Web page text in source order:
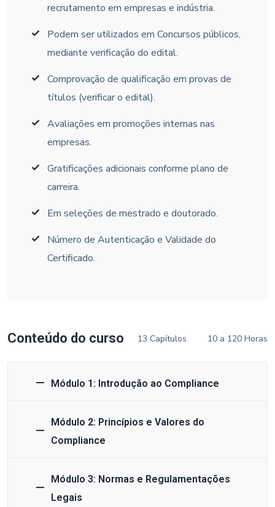
recrutamento em empresas e indústria.
Podem ser utilizados em Concursos públicos,
mediante verificação do edital.
Comprovação de qualificação em provas de
títulos (verificar o edital).
Avaliações em promoções internas nas
empresas.
Gratificações adicionais conforme plano de
carreira.
Em seleções de mestrado e doutorado.
Número de Autenticação e Validade do
Certificado.
Conteúdo do curso 13 Capítulos 10 a 120 Horas
Módulo 1: Introdução ao Compliance
Módulo 2: Princípios e Valores do
Compliance
Módulo 3: Normas e Regulamentações
Legais